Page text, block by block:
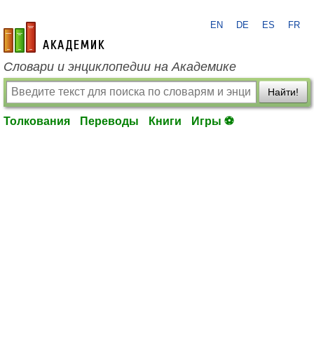
academic.ru
EN DE ES FR
Словари и энциклопедии на Академике
Найти!
Толкования Переводы Книги Игры ⚽